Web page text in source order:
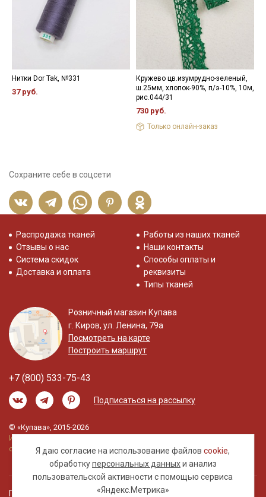
Нитки Dor Tak, №331
37 руб.
Кружево цв.изумрудно-зеленый,
ш.25мм, хлопок-90%, п/э-10%, 10м,
рис.044/31
730 руб.
Только онлайн-заказ
Сохраните себе в соцсети
Я даю согласие на использование файловcookie,
обработкуперсональных данныхи анализ
пользовательской активности с помощью сервиса
«Яндекс.Метрика»
Распродажа тканей
Отзывы о нас
Система скидок
Доставка и оплата
Работы из наших тканей
Наши контакты
Способы оплаты и
реквизиты
Типы тканей
Розничный магазин Купава
г. Киров, ул. Ленина, 79а
Посмотреть на карте
Построить маршрут
+7 (800) 533-75-43
Подписаться на рассылку
© «Купава», 2015-2026
Информация на сайте не является публичной
офертой.
Правовая информация